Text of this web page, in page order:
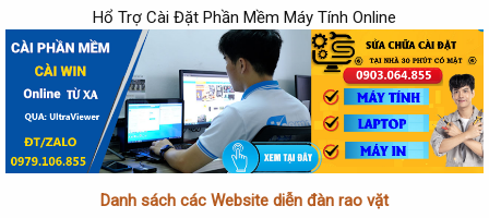
o
n
s
Hổ Trợ Cài Đặt Phần Mềm Máy Tính Online
Danh sách các Website diễn đàn rao vặt